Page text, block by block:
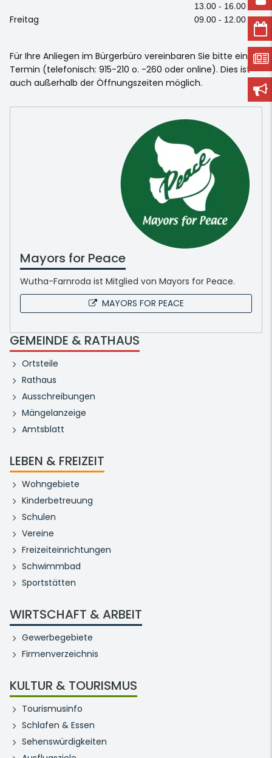
13.00 - 16.00 Uhr
Freitag 09.00 - 12.00 Uhr
Für Ihre Anliegen im Bürgerbüro vereinbaren Sie bitte einen
Termin (telefonisch: 915-210 o. -260 oder online). Dies ist
auch außerhalb der Öffnungszeiten möglich.
Mayors for Peace
Wutha-Farnroda ist Mitglied von Mayors for Peace.
MAYORS FOR PEACE
GEMEINDE & RATHAUS
Ortsteile
Rathaus
Ausschreibungen
Mängelanzeige
Amtsblatt
LEBEN & FREIZEIT
Wohngebiete
Kinderbetreuung
Schulen
Vereine
Freizeiteinrichtungen
Schwimmbad
Sportstätten
WIRTSCHAFT & ARBEIT
Gewerbegebiete
Firmenverzeichnis
KULTUR & TOURISMUS
Tourismusinfo
Schlafen & Essen
Sehenswürdigkeiten